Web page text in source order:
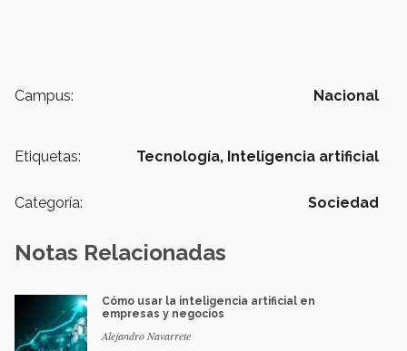
Campus: Nacional
Etiquetas: Tecnología, Inteligencia artificial
Categoría: Sociedad
Notas Relacionadas
Cómo usar la inteligencia artificial en
empresas y negocios
Alejandro Navarrete